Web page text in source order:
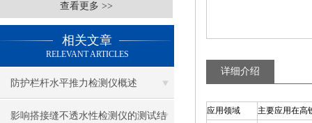
查看更多 >>
相关文章
RELEVANT ARTICLES
防护栏杆水平推力检测仪概述
影响搭接缝不透水性检测仪的测试结
详细介绍
应用领域 主要应用在高